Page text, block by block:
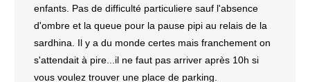
enfants. Pas de difficulté particuliere sauf l'absence
d'ombre et la queue pour la pause pipi au relais de la
sardhina. Il y a du monde certes mais franchement on
s'attendait à pire...il ne faut pas arriver après 10h si
vous voulez trouver une place de parking.